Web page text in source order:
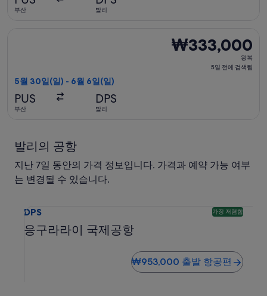
부산 발리
₩333,000
왕
₩333,000
왕복
5일 전에 검색됨
5월 30일(일) - 6월 6일(일)
PUS
부산
DPS
발리
발리의 공항
지난 7일 동안의 가격 정보입니다. 가격과 예약 가능 여부
는 변경될 수 있습니다.
DPS 가장 저렴함
응구라라이 국제공항
₩953,000 출발 항공편